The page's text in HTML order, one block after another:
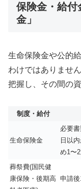
保険金・給付
金」
生命保険金や公的
わけではありませ
把握し、その間の
制度・給付
生命保険金
必要
日以
め1〜
葬祭費(国民健
康保険・後期高 申請